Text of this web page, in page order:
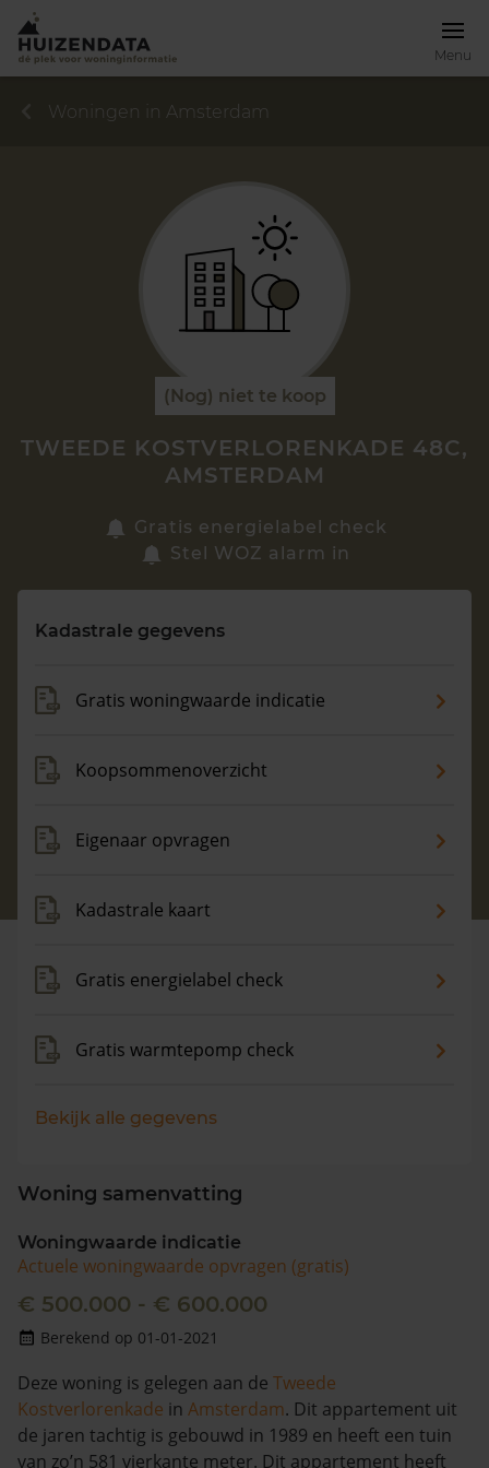
Menu
Vragen? Neem contact met ons op
088 220 4200
Woningen in Amsterdam
(Nog) niet te koop
TWEEDE KOSTVERLORENKADE 48C,
AMSTERDAM
Gratis energielabel check
Stel WOZ alarm in
Kadastrale gegevens
Gratis woningwaarde indicatie
Koopsommenoverzicht
Eigenaar opvragen
Kadastrale kaart
Gratis energielabel check
Gratis warmtepomp check
Bekijk alle gegevens
Woning samenvatting
Woningwaarde indicatie
Actuele woningwaarde opvragen (gratis)
€ 500.000 - € 600.000
Berekend op 01-01-2021
Deze woning is gelegen aan de Tweede
Kostverlorenkade in Amsterdam. Dit appartement uit
de jaren tachtig is gebouwd in 1989 en heeft een tuin
van zo’n 581 vierkante meter. Dit appartement heeft